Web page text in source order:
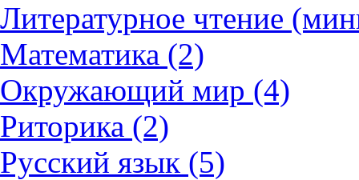
Литературное чтение
Математика (2)
Окружающий мир (4)
Риторика (2)
Русский язык (5)